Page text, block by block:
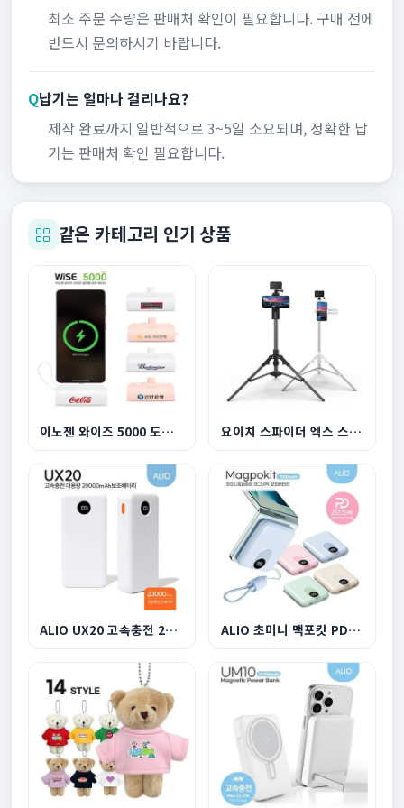
최소 주문 수량은 판매처 확인이 필요합니다. 구매 전에
반드시 문의하시기 바랍니다.
Q납기는 얼마나 걸리나요?
제작 완료까지 일반적으로 3~5일 소요되며, 정확한 납
기는 판매처 확인 필요합니다.
같은 카테고리 인기 상품
이노젠 와이즈 5000 도킹 일체형 보조배터리 요이치 스파이더 엑스 스마트폰 미러리스 듀얼 삼각...
ALIO UX20 고속충전 22.5W 20000mAh ALIO 초미니 맥포킷 PD22.5W 고속충전 맥세이프 보...